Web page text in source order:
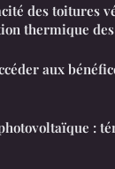
des toitures
thermique
aux
: